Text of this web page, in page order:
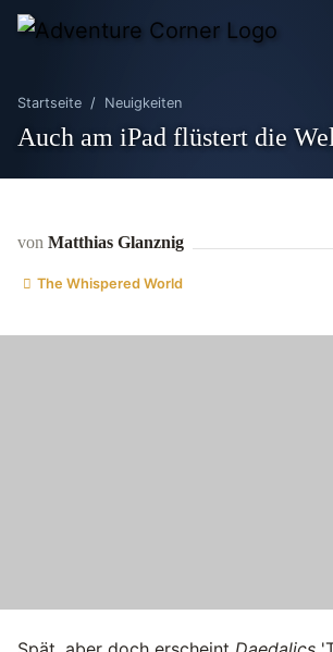
Startseite Neuigkeiten
Auch am iPad flüstert die
von Matthias Glanznig
The Whispered World